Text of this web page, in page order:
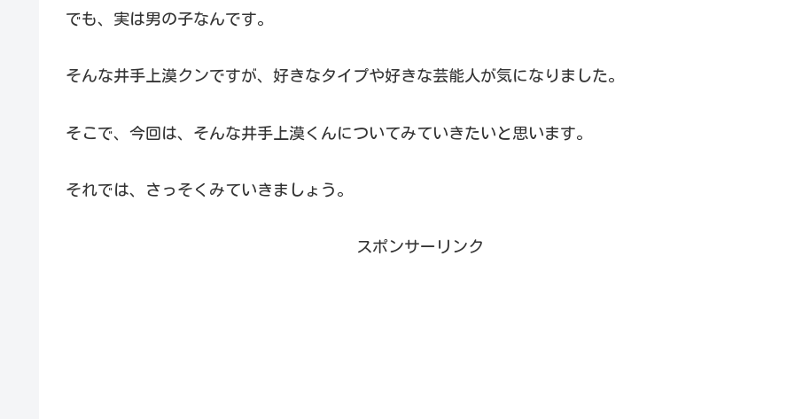
でも、実は男の子なんです。
そんな井手上漠クンですが、好きなタイプや好きな芸能人が気になりました。
そこで、今回は、そんな井手上漠くんについてみていきたいと思います。
それでは、さっそくみていきましょう。
スポンサーリンク